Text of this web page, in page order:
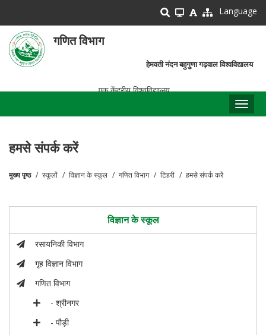
main
content
Language
गणित विभाग
हेमवती नंदन बहुगुणा गढ़वाल विश्वविद्यालय
एक केंद्रीय विश्वविद्यालय
हमसे संपर्क करें
मुख्य पृष्ठ स्कूलों विज्ञान के स्कूल गणित विभाग टिहरी हमसे संपर्क करें
विज्ञान के स्कूल
रसायनिकी विभाग
गृह विज्ञान विभाग
गणित विभाग
- श्रीनगर
- पौड़ी